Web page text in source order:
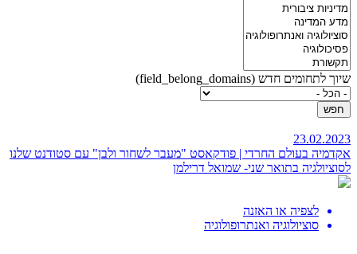
שיוך לתחומים חדש (field_belong_domains)
23.02.2023
אקדמיה בעולם החרדי | פודקאסט "מעבר לשחור ולבן" עם סטודנט שלנו
לסוציולגיה בתואר שני- שמואל דרילמן
לצפיה או האזנה
סוציולוגיה ואנתרופולוגיה